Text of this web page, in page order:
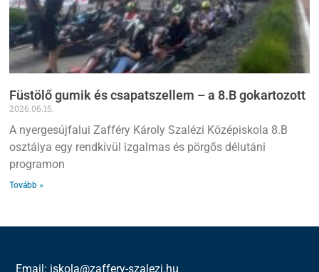
Füstölő gumik és csapatszellem – a 8.B gokartozott
2026.06.15.
A nyergesújfalui Zafféry Károly Szalézi Középiskola 8.B
osztálya egy rendkívül izgalmas és pörgős délutáni
programon
Tovább »
Email: iskola@zaffery-szalezi.hu